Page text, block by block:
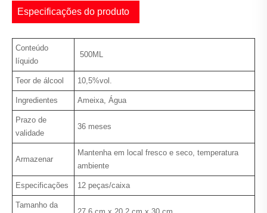
Especificações do produto
Conteúdo
líquido
500ML
Teor de álcool 10,5%vol.
Ingredientes Ameixa, Água
Prazo de
validade
36 meses
Armazenar
Mantenha em local fresco e seco, temperatura
ambiente
Especificações 12 peças/caixa
Tamanho da